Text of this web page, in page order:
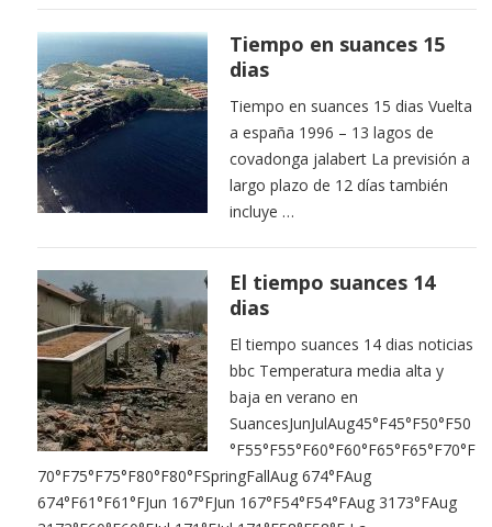
Tiempo en suances 15
dias
Tiempo en suances 15 dias Vuelta
a españa 1996 – 13 lagos de
covadonga jalabert La previsión a
largo plazo de 12 días también
incluye …
El tiempo suances 14
dias
El tiempo suances 14 dias noticias
bbc Temperatura media alta y
baja en verano en
SuancesJunJulAug45°F45°F50°F50
°F55°F55°F60°F60°F65°F65°F70°F
70°F75°F75°F80°F80°FSpringFallAug 674°FAug
674°F61°F61°FJun 167°FJun 167°F54°F54°FAug 3173°FAug